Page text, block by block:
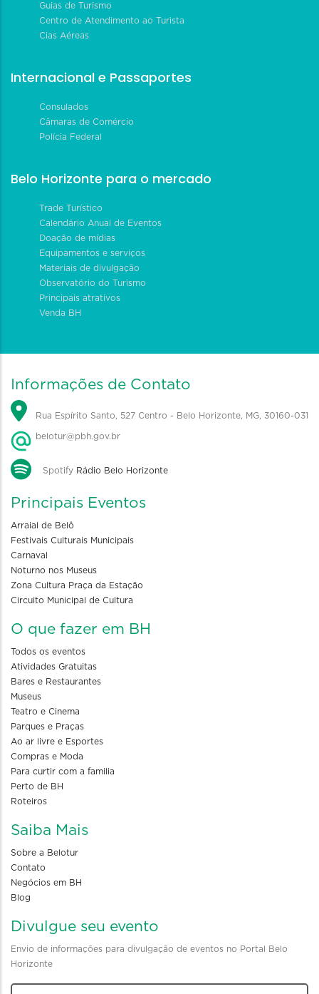
Guias de Turismo
Centro de Atendimento ao Turista
Cias Aéreas
Internacional e Passaportes
Consulados
Câmaras de Comércio
Polícia Federal
Belo Horizonte para o mercado
Trade Turístico
Calendário Anual de Eventos
Doação de mídias
Equipamentos e serviços
Materiais de divulgação
Observatório do Turismo
Principais atrativos
Venda BH
Informações de Contato
Rua Espírito Santo, 527 Centro - Belo Horizonte, MG, 30160-031
belotur@pbh.gov.br
Spotify Rádio Belo Horizonte
Principais Eventos
Arraial de Belô
Festivais Culturais Municipais
Carnaval
Noturno nos Museus
Zona Cultura Praça da Estação
Circuito Municipal de Cultura
O que fazer em BH
Todos os eventos
Atividades Gratuitas
Bares e Restaurantes
Museus
Teatro e Cinema
Parques e Praças
Ao ar livre e Esportes
Compras e Moda
Para curtir com a familia
Perto de BH
Roteiros
Saiba Mais
Sobre a Belotur
Contato
Negócios em BH
Blog
Divulgue seu evento
Envio de informações para divulgação de eventos no Portal Belo
Horizonte